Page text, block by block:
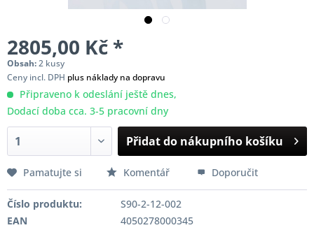
2805,00 Kč *
Obsah:2 kusy
Ceny incl. DPH plus náklady na dopravu
Připraveno k odeslání ještě dnes,
Dodací doba cca. 3-5 pracovní dny
Přidat do nákupního košíku
Pamatujte si Komentář Doporučit
Číslo produktu:
S90-2-12-002
EAN
4050278000345